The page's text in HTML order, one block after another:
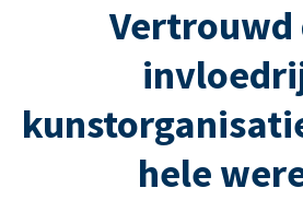
Vertrouwd
hele